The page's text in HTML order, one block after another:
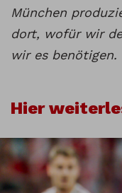
München
dort, wofür wir
wir es benötigen.
Hier